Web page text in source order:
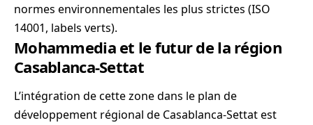
normes environnementales les plus strictes (ISO
14001, labels verts).
Mohammedia et le futur de la région
Casablanca-Settat
L’intégration de cette zone dans le plan de
développement régional de Casablanca-Settat est